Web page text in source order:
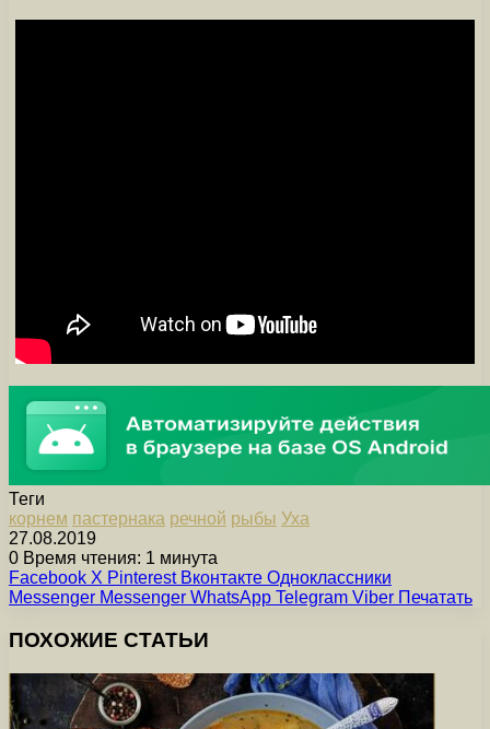
Теги
корнем пастернака речной рыбы Уха
27.08.2019
0 Время чтения: 1 минута
Facebook X Pinterest Вконтакте Одноклассники
Messenger Messenger WhatsApp Telegram Viber Печатать
ПОХОЖИЕ СТАТЬИ